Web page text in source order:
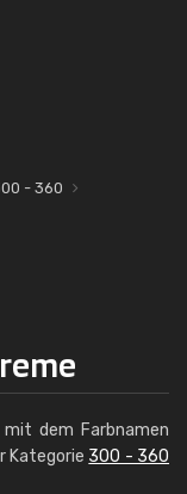
- 360
mit dem Farbnamen
Kategorie 300 - 360